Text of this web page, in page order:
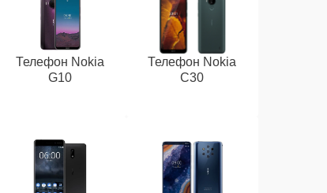
Телефон Nokia
G10
Телефон Nokia
C30